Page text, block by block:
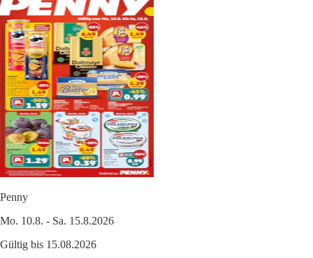
Penny
Mo. 10.8. - Sa. 15.8.2026
Gültig bis 15.08.2026